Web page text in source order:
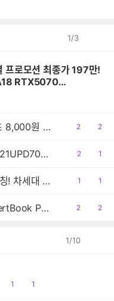
1/3
프로모션 최종가 197만!
RTX5070
18인치 대화면 게이밍
[네이버] 기능성 카라 반팔 티셔츠 8,000원 배송비 3,000원
공
2
댓
2
[11번가] (듀얼모드) MSI MAG 321UPD700 E14 듀얼모드 게이밍 4K IPS 144 무결점 모니터 (최종:442,410원)
공
2
댓1
★ RAZER (7월 31일) 신제품 런칭! 차세대 Hall Effect 기술 적용한 '헌츠맨 V3 HE 마그네틱 텐키리스 8KHz, 미니 65% 8KHz' 출시
공1
댓1
[지마켓] 특가 63만! ASUS ExpertBook PM1503CDA AMD R5 가성비 사무용 노트북
공
2
댓
2
1/10
공1
댓1